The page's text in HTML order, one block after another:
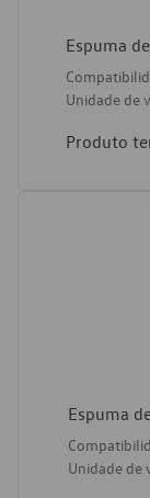
Espuma
Unidade de
Produto
Espuma
Unidade de